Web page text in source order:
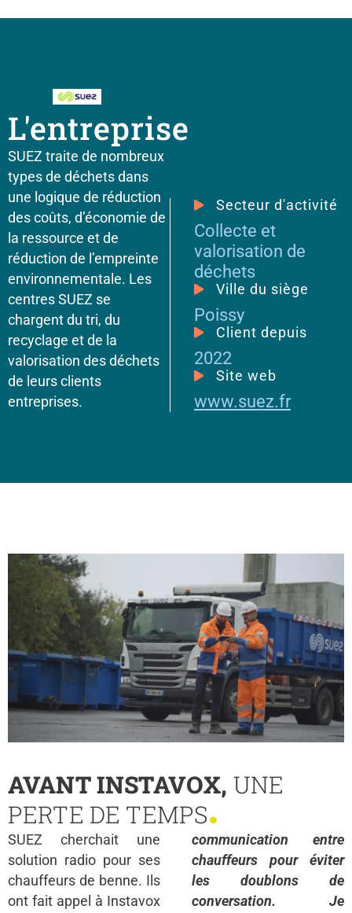
L'entreprise
SUEZ traite de nombreux
types de déchets dans
une logique de réduction
des coûts, d’économie de
la ressource et de
réduction de l’empreinte
environnementale. Les
centres SUEZ se
chargent du tri, du
recyclage et de la
valorisation des déchets
de leurs clients
entreprises.
Secteur d'activité
Collecte et
valorisation de
déchets
Ville du siège
Poissy
Client depuis
2022
Site web
www.suez.fr
AVANT INSTAVOX, UNE
PERTE DE TEMPS.
SUEZ cherchait une
solution radio pour ses
chauffeurs de benne. Ils
ont fait appel à Instavox
communication entre
chauffeurs pour éviter
les doublons de
conversation. Je